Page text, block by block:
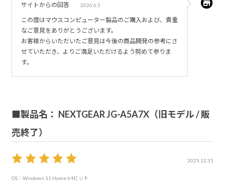
サイトからの回答 2026.6.5
この度はマウスコンピューター製品のご購入および、貴重
なご意見をありがとうございます。
お客様からいただいたご意見は今後の商品開発の参考にさ
せていただき、よりご満足いただけるよう努めて参りま
す。
■製品名： NEXTGEAR JG-A5A7X（旧モデル / 販
売終了）
2025.12.31
OS：Windows 11 Home 64ビット